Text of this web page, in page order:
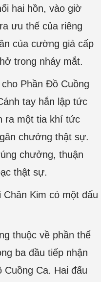
hai hồn, vào giờ
ưu thế của riêng
của cường giả cấp
trong nháy mắt.
Phần Đồ Cuồng
tay hắn lập tức
ra một tia khí tức
chưởng thật sự.
chưởng, thuận
thật sự.
Kim có một đấu
thuộc về phần thể
ba đầu tiếp nhận
Ca. Hai đấu